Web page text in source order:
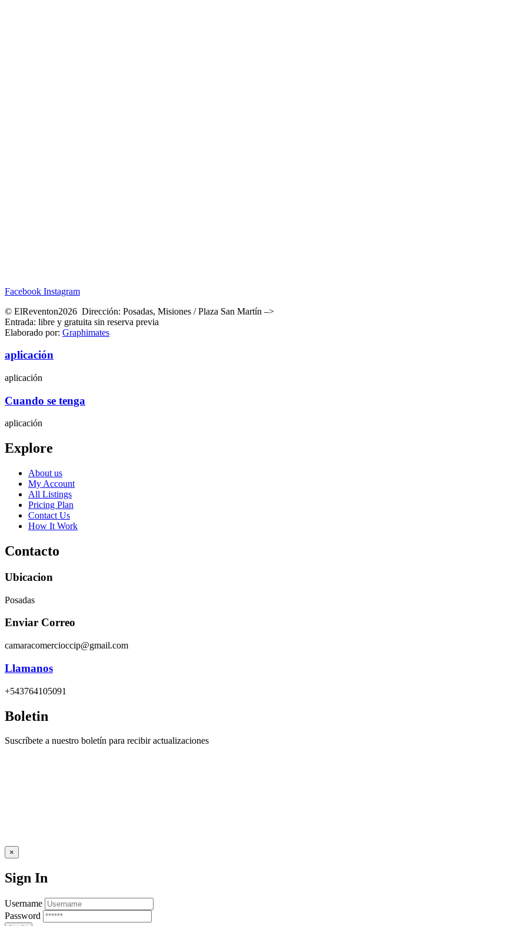
Facebook Instagram
© ElReventon2026 Dirección: Posadas, Misiones / Plaza San Martín –>
Entrada: libre y gratuita sin reserva previa
Elaborado por: Graphimates
aplicación
aplicación
Cuando se tenga
aplicación
Explore
About us
My Account
All Listings
Pricing Plan
Contact Us
How It Work
Contacto
Ubicacion
Posadas
Enviar Correo
camaracomercioccip@gmail.com
Llamanos
+543764105091
Boletin
Suscríbete a nuestro boletín para recibir actualizaciones
×
Sign In
Username
Password